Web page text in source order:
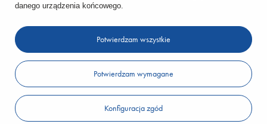
KONTAKT
W sklepie prezentujemy ceny brutto (z VAT).
danego urządzenia końcowego.
Potwierdzam wymagane
Konfiguracja zgód
Potwierdzam wszystkie